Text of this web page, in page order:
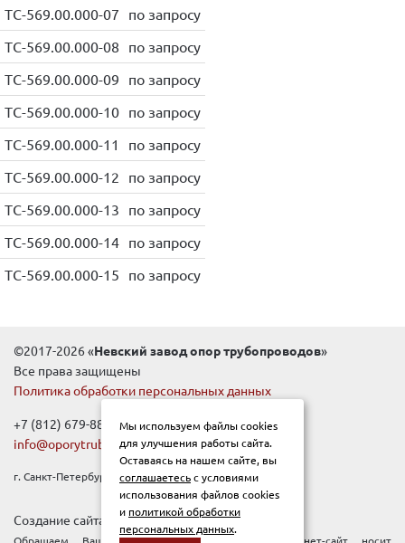
ТС-569.00.000-07 по запросу
ТС-569.00.000-08 по запросу
ТС-569.00.000-09 по запросу
ТС-569.00.000-10 по запросу
ТС-569.00.000-11
по запросу
ТС-569.00.000-12 по запросу
ТС-569.00.000-13 по запросу
ТС-569.00.000-14 по запросу
ТС-569.00.000-15 по запросу
©2017-2026 «Невский завод опор трубопроводов»
Все права защищены
Политика обработки персональных данных
+7 (812) 679-88-99
info@oporytrub.ru
г. Санкт-Петербург, Новочеркасский пр-т, д.1Е
Создание сайта: Pixelon
Мы используем файлы cookies
для улучшения работы сайта.
Оставаясь на нашем сайте, вы
соглашаетесьс условиями
использования файлов cookies
и политикой обработки
персональных данных.